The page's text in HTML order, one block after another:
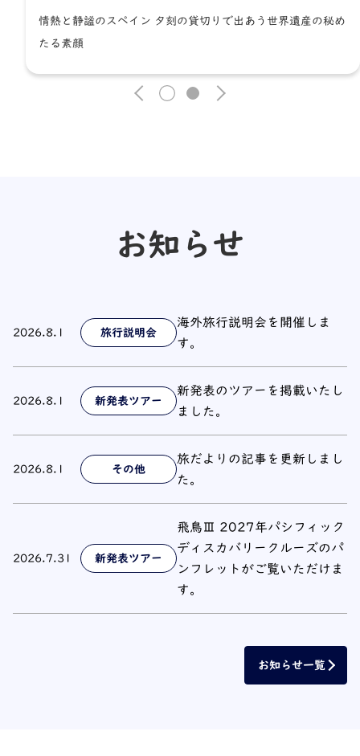
情熱と静謐のスペイン 夕刻の貸切りで出あう世界遺産の秘め
たる素顔
1
お知らせ
2026.8.1 旅行説明会
海外旅行説明会を開催しま
す。
2026.8.1 新発表ツアー
新発表のツアーを掲載いたし
ました。
2026.8.1 その他
旅だよりの記事を更新しまし
た。
2026.7.31 新発表ツアー
飛鳥Ⅲ 2027年パシフィック
ディスカバリークルーズのパ
ンフレットがご覧いただけま
す。
お知らせ一覧